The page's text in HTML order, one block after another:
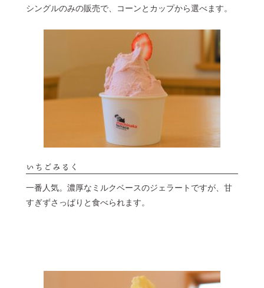
シングルのみの販売で、コーンとカップから選べます。
いちごみるく
一番人気。濃厚なミルクベースのジェラートですが、甘
すぎずさっぱりと食べられます。